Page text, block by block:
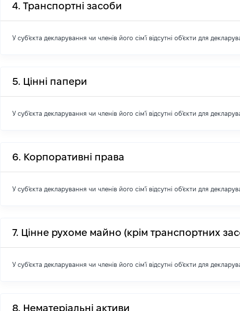
4. Транспортні засоби
У суб'єкта декларування чи членів його сім'ї відсутні об'єкти для
5. Цінні папери
У суб'єкта декларування чи членів його сім'ї відсутні об'єкти для
6. Корпоративні права
У суб'єкта декларування чи членів його сім'ї відсутні об'єкти для
7. Цінне рухоме майно (крім транспортних
У суб'єкта декларування чи членів його сім'ї відсутні об'єкти для
8. Нематеріальні активи